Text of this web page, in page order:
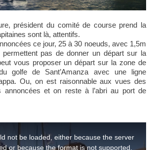
sont là, attentifs.
ce jour, 25 à 30 noeuds, avec 1,5m
pas de donner un départ sur la
vous proposer un départ sur la zone de
golfe de Sant’Amanza avec une ligne
Ou, on est raisonnable aux vues des
annoncées et on reste à l’abri au port de